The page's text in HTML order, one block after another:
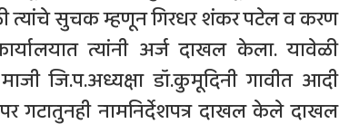
त्यांचे सुचक म्हणून गिरधर शंकर पटेल व करण
त्यांनी अर्ज दाखल केला. यावेळी
जि.प.अध्यक्षा डॉ.कुमूदिनी गावीत आदी
गटातुनही नामनिर्देशपत्र दाखल केले दाखल